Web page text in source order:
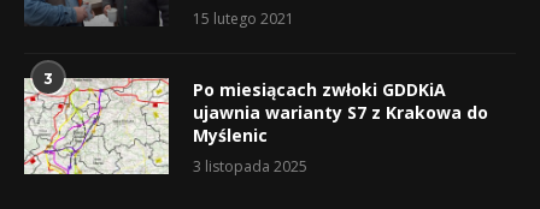
15 lutego 2021
3
Po miesiącach zwłoki GDDKiA
ujawnia warianty S7 z Krakowa do
Myślenic
3 listopada 2025